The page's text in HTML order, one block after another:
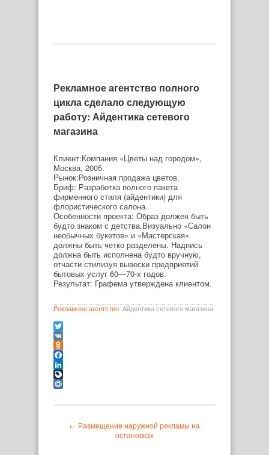
Рекламное агентство полного
цикла сделало следующую
работу: Айдентика сетевого
магазина
Клиент:Компания «Цветы над городом»,
Москва, 2005.
Рынок:Розничная продажа цветов.
Бриф: Разработка полного пакета
фирменного стиля (айдентики) для
флористического салона.
Особенности проекта: Образ должен быть
будто знаком с детства.Визуально «Салон
необычных букетов» и «Мастерская»
должны быть четко разделены. Надпись
должна быть исполнена будто вручную,
отчасти стилизуя вывески предприятий
бытовых услуг 60—70-х годов.
Результат: Графема утверждена клиентом.
Рекламное агентство . Айдентика сетевого магазина
Twitter
VK
Odnoklassniki
Facebook
LinkedIn
LiveJournal
← Размещение наружной рекламы на
остановках